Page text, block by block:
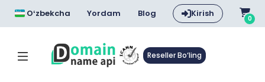
Oʻzbekcha Yordam Blog Kirish 0
Reseller Bo‘ling